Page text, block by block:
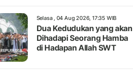
Selasa , 04 Aug 2026, 17:35 WIB
Dua Kedudukan yang akan
Dihadapi Seorang Hamba
di Hadapan Allah SWT